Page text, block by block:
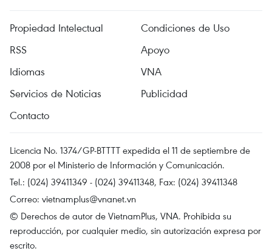
Propiedad Intelectual
Condiciones de Uso
RSS
Apoyo
Idiomas
VNA
Servicios de Noticias
Publicidad
Contacto
Licencia No. 1374/GP-BTTTT expedida el 11 de septiembre de
2008 por el Ministerio de Información y Comunicación.
Tel.: (024) 39411349 - (024) 39411348, Fax: (024) 39411348
Correo: vietnamplus@vnanet.vn
© Derechos de autor de VietnamPlus, VNA. Prohibida su
reproducción, por cualquier medio, sin autorización expresa por
escrito.